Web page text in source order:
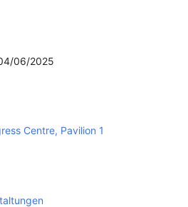
06/2025
Centre, Pavilion 1